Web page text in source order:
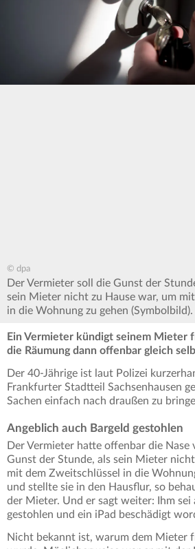
© dpa
Der Vermieter soll die Gunst der
sein Mieter nicht zu Hause war, um
in die Wohnung zu gehen (Symbolbild).
Ein Vermieter kündigt seinem Mieter
die Räumung dann offenbar gleich
Der 40-Jährige ist laut Polizei
Frankfurter Stadtteil Sachsenhausen
Sachen einfach nach draußen zu
Angeblich auch Bargeld gestohlen
Der Vermieter hatte offenbar die Nase
Gunst der Stunde, als sein Mieter
mit dem Zweitschlüssel in die
und stellte sie in den Hausflur, so
der Mieter. Und er sagt weiter: Ihm sei
gestohlen und ein iPad beschädigt
Nicht bekannt ist, warum dem Mieter